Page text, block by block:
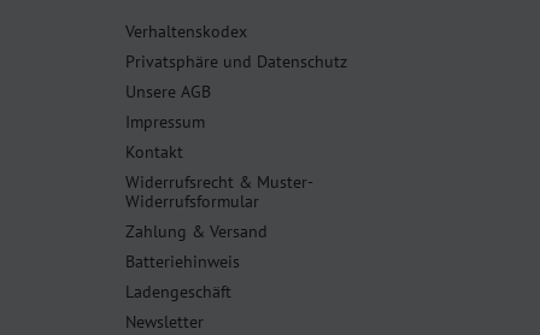
Verhaltenskodex
Privatsphäre und Datenschutz
Unsere AGB
Impressum
Kontakt
Widerrufsrecht & Muster-
Widerrufsformular
Zahlung & Versand
Batteriehinweis
Ladengeschäft
Newsletter